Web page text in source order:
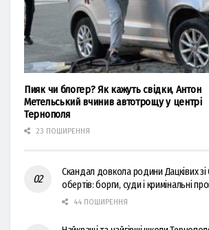
Пияк чи блогер? Як кажуть свідки, Антон
Метельський вчинив автотрощу у центрі
Тернополя
23 ПОШИРЕННЯ
Скандал довкола родини Дацківих зі
обертів: борги, суди і кримінальні
44 ПОШИРЕННЯ